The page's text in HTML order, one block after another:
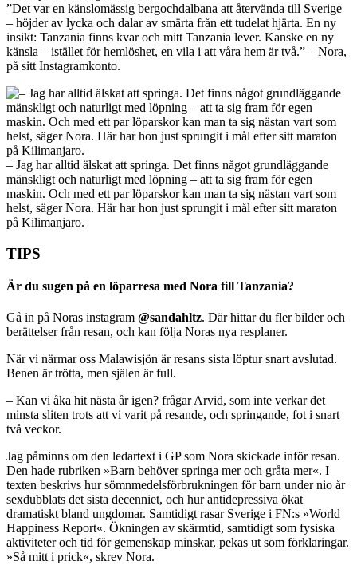
”Det var en känslomässig bergochdalbana att återvända till Sverige
– höjder av lycka och dalar av smärta från ett tudelat hjärta. En ny
insikt: Tanzania finns kvar och mitt Tanzania lever. Kanske en ny
känsla – istället för hemlöshet, en vila i att våra hem är två.” – Nora,
på sitt Instagramkonto.
– Jag har alltid älskat att springa. Det finns något grundläggande
mänskligt och naturligt med löpning – att ta sig fram för egen
maskin. Och med ett par löparskor kan man ta sig nästan vart som
helst, säger Nora. Här har hon just sprungit i mål efter sitt maraton
på Kilimanjaro.
TIPS
Är du sugen på en löparresa med Nora till Tanzania?
Gå in på Noras instagram @sandahltz. Där hittar du fler bilder och
berättelser från resan, och kan följa Noras nya resplaner.
När vi närmar oss Malawisjön är resans sista löptur snart avslutad.
Benen är trötta, men själen är full.
– Kan vi åka hit nästa år igen? frågar Arvid, som inte verkar det
minsta sliten trots att vi varit på resande, och springande, fot i snart
två veckor.
Jag påminns om den ledartext i GP som Nora skickade inför resan.
Den hade rubriken »Barn behöver springa mer och gråta mer«. I
texten beskrivs hur sömnmedelsförbrukningen för barn under nio år
sexdubblats det sista decenniet, och hur antidepressiva ökat
dramatiskt bland ungdomar. Samtidigt rasar Sverige i FN:s »World
Happiness Report«. Ökningen av skärmtid, samtidigt som fysiska
aktiviteter och tid för gemenskap minskar, pekas ut som förklaringar.
»Så mitt i prick«, skrev Nora.